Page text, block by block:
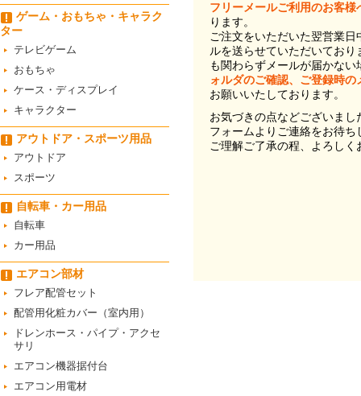
ゲーム・おもちゃ・キャラク
ター
テレビゲーム
おもちゃ
ケース・ディスプレイ
キャラクター
アウトドア・スポーツ用品
アウトドア
スポーツ
自転車・カー用品
自転車
カー用品
エアコン部材
フレア配管セット
配管用化粧カバー（室内用）
ドレンホース・パイプ・アクセ
サリ
エアコン機器据付台
エアコン用電材
フリーメールご利用のお客様
ります。
ご注文をいただいた翌営業
ルを送らせていただいてお
も関わらずメールが届かない
ォルダのご確認、ご登録時
お願いいたしております。
お気づきの点などございま
フォームよりご連絡をお待ち
ご理解ご了承の程、よろし